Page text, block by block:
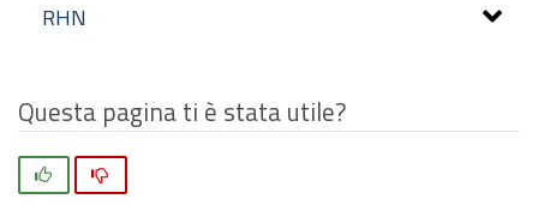
RHN
Questa pagina ti è stata utile?